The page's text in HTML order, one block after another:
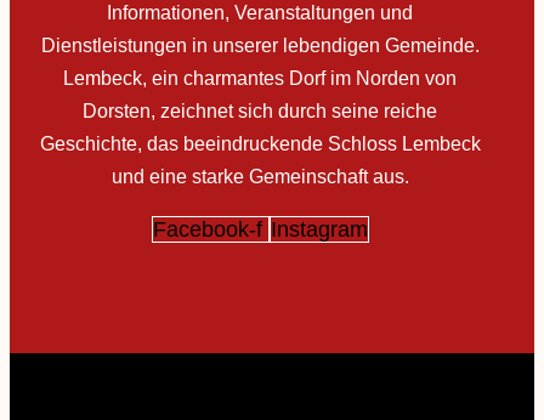
Informationen, Veranstaltungen und
Dienstleistungen in unserer lebendigen Gemeinde.
Lembeck, ein charmantes Dorf im Norden von
Dorsten, zeichnet sich durch seine reiche
Geschichte, das beeindruckende Schloss Lembeck
und eine starke Gemeinschaft aus.
Facebook-f Instagram